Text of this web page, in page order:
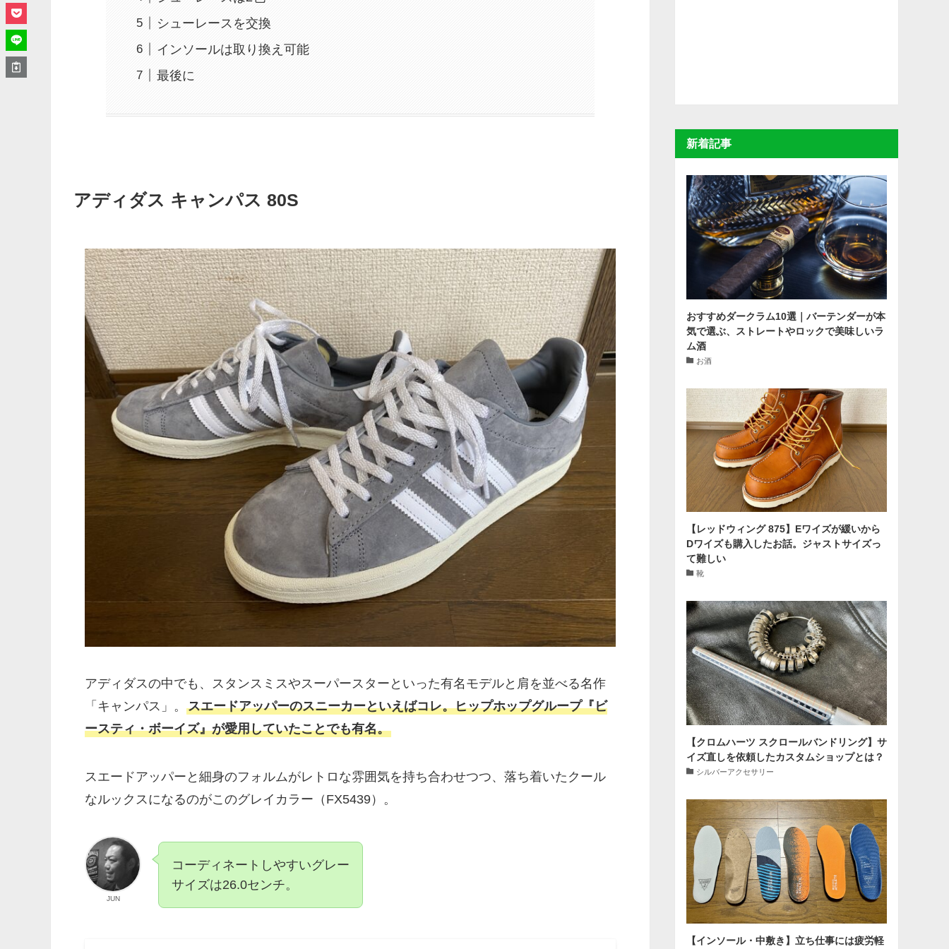
シューレースを交換
インソールは取り換え可能
最後に
アディダス キャンパス 80S
アディダスの中でも、スタンスミスやスーパースターといった有名モデルと肩を並べる名作
「キャンパス」。 スエードアッパーのスニーカーといえばコレ。ヒップホップグループ『ビ
ースティ・ボーイズ』が愛用していたことでも有名。
スエードアッパーと細身のフォルムがレトロな雰囲気を持ち合わせつつ、落ち着いたクール
なルックスになるのがこのグレイカラー（FX5439）。
JUN
コーディネートしやすいグレー
サイズは26.0センチ。
新着記事
おすすめダークラム10選｜バーテンダーが本
気で選ぶ、ストレートやロックで美味しいラ
ム酒
お酒
【レッドウィング 875】Eワイズが緩いから
Dワイズも購入したお話。ジャストサイズっ
て難しい
靴
【クロムハーツ スクロールバンドリング】サ
イズ直しを依頼したカスタムショップとは？
シルバーアクセサリー
【インソール・中敷き】立ち仕事には疲労軽